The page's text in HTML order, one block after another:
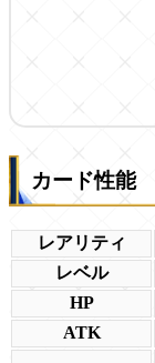
カード性能
レアリティ
レベル
HP
ATK